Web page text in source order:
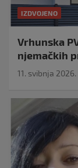
IZDVOJENO
Vrhunska
njemačkih
11. svibnja 2026.